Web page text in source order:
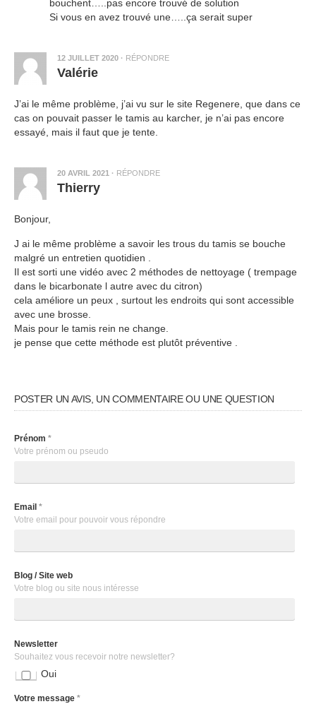
bouchent…..pas encore trouvé de solution
Si vous en avez trouvé une…..ça serait super
12 JUILLET 2020 · RÉPONDRE
Valérie
J’ai le même problème, j’ai vu sur le site Regenere, que dans ce
cas on pouvait passer le tamis au karcher, je n’ai pas encore
essayé, mais il faut que je tente.
20 AVRIL 2021 · RÉPONDRE
Thierry
Bonjour,
J ai le même problème a savoir les trous du tamis se bouche
malgré un entretien quotidien .
Il est sorti une vidéo avec 2 méthodes de nettoyage ( trempage
dans le bicarbonate l autre avec du citron)
cela améliore un peux , surtout les endroits qui sont accessible
avec une brosse.
Mais pour le tamis rein ne change.
je pense que cette méthode est plutôt préventive .
POSTER UN AVIS, UN COMMENTAIRE OU UNE QUESTION
Prénom *
Votre prénom ou pseudo
Email *
Votre email pour pouvoir vous répondre
Blog / Site web
Votre blog ou site nous intéresse
Newsletter
Souhaitez vous recevoir notre newsletter?
Oui
Votre message *